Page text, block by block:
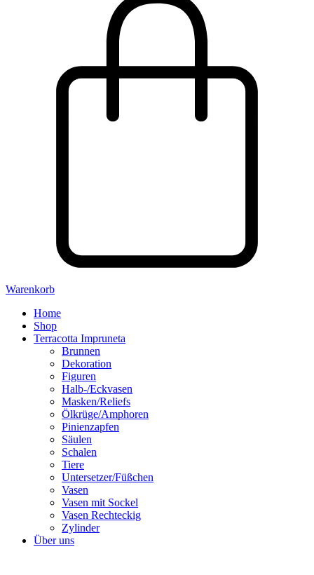
Warenkorb
Home
Shop
Terracotta Impruneta
Brunnen
Dekoration
Figuren
Halb-/Eckvasen
Masken/Reliefs
Ölkrüge/Amphoren
Pinienzapfen
Säulen
Schalen
Tiere
Untersetzer/Füßchen
Vasen
Vasen mit Sockel
Vasen Rechteckig
Zylinder
Über uns